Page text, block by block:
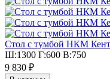
Стол с тумбой НКМ
Ш:1300 Г:600 В:750
9 830 ₽